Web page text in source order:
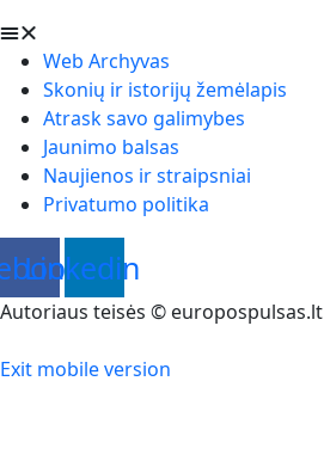
Web Archyvas
Skonių ir istorijų žemėlapis
Atrask savo galimybes
Jaunimo balsas
Naujienos ir straipsniai
Privatumo politika
Linkedin
Autoriaus teisės © europospulsas.lt
Exit mobile version